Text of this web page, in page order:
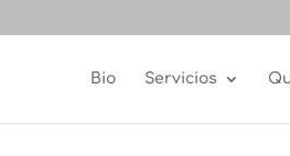
Bio Servicios